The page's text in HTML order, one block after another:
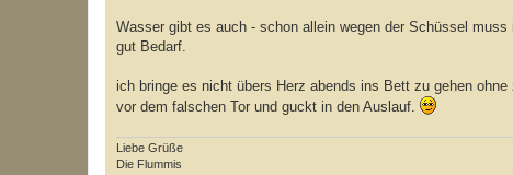
Wasser gibt es auch - schon allein wegen der Schüssel
gut Bedarf.
ich bringe es nicht übers Herz abends ins Bett zu gehen
vor dem falschen Tor und guckt in den Auslauf.
Liebe Grüße
Die Flummis